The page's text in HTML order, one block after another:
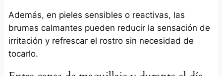
Además, en pieles sensibles o reactivas, las
brumas calmantes pueden reducir la sensación de
irritación y refrescar el rostro sin necesidad de
tocarlo.